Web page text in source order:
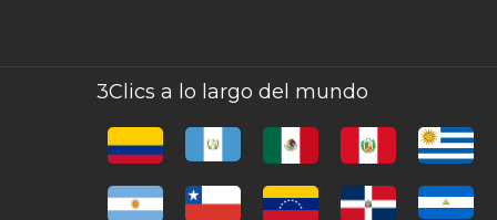
3Clics a lo largo del mundo